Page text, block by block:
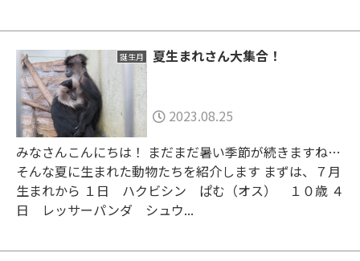
誕生月 夏生まれさん大集合！
2023.08.25
みなさんこんにちは！ まだまだ暑い季節が続きますね…
そんな夏に生まれた動物たちを紹介します まずは、７月
生まれから １日 ハクビシン ぱむ（オス） １０歳 ４
日 レッサーパンダ シュウ...